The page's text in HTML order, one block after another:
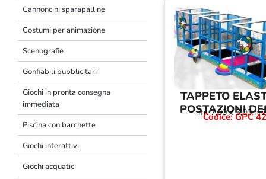
Cannoncini sparapalline
Costumi per animazione
Scenografie
Gonfiabili pubblicitari
Giochi in pronta consegna
immediata
Piscina con barchette
Giochi interattivi
Giochi acquatici
TAPPETO
POSTAZIONI
mt 7,00 x 3,00 h
Codice: GPC